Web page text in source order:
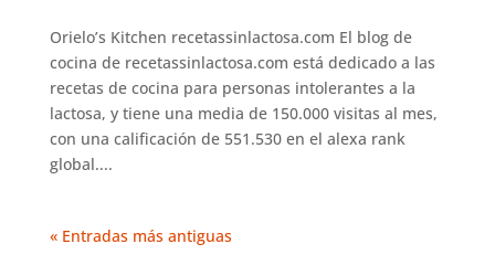
Orielo’s Kitchen recetassinlactosa.com El blog de
cocina de recetassinlactosa.com está dedicado a las
recetas de cocina para personas intolerantes a la
lactosa, y tiene una media de 150.000 visitas al mes,
con una calificación de 551.530 en el alexa rank
global....
« Entradas más antiguas